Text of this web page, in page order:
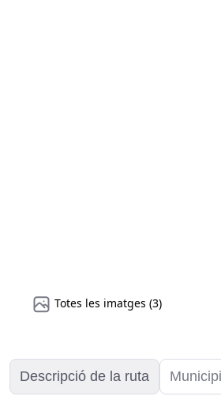
Totes les imatges (3)
Descripció de la ruta